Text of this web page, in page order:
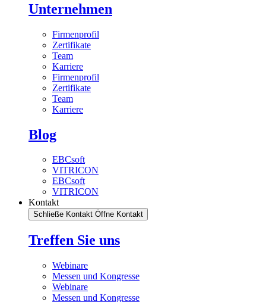
Unternehmen
Firmenprofil
Zertifikate
Team
Karriere
Firmenprofil
Zertifikate
Team
Karriere
Blog
EBCsoft
VITRICON
EBCsoft
VITRICON
Kontakt
Schließe Kontakt Öffne Kontakt
Treffen Sie uns
Webinare
Messen und Kongresse
Webinare
Messen und Kongresse